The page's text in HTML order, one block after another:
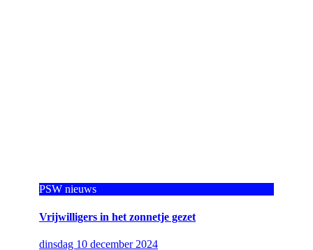
PSW nieuws
Vrijwilligers in het zonnetje gezet
dinsdag 10 december 2024